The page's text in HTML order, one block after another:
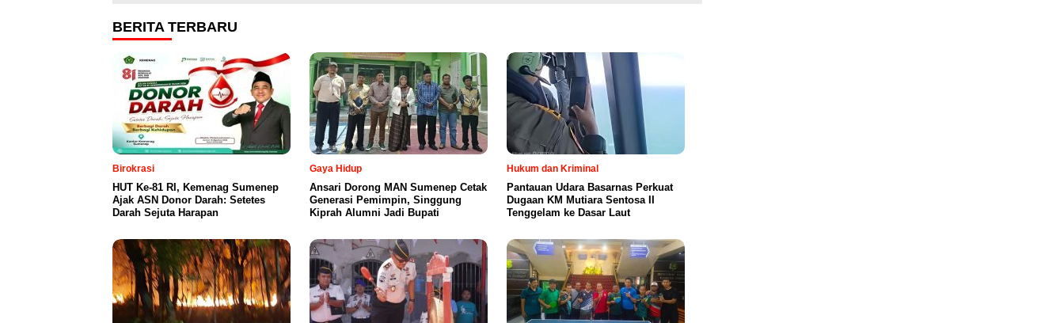
BERITA TERBARU
Birokrasi
HUT Ke-81 RI, Kemenag Sumenep
Ajak ASN Donor Darah: Setetes
Darah Sejuta Harapan
Gaya Hidup
Ansari Dorong MAN Sumenep Cetak
Generasi Pemimpin, Singgung
Kiprah Alumni Jadi Bupati
Hukum dan Kriminal
Pantauan Udara Basarnas Perkuat
Dugaan KM Mutiara Sentosa II
Tenggelam ke Dasar Laut